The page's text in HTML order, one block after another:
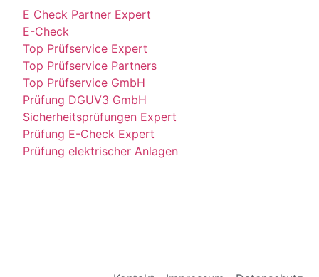
E Check Partner Expert
E-Check
Top Prüfservice Expert
Top Prüfservice Partners
Top Prüfservice GmbH
Prüfung DGUV3 GmbH
Sicherheitsprüfungen Expert
Prüfung E-Check Expert
Prüfung elektrischer Anlagen